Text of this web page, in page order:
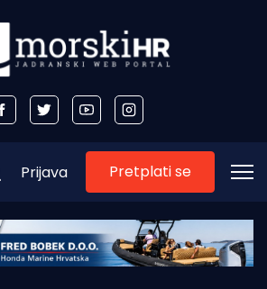
Prijava Pretplati se